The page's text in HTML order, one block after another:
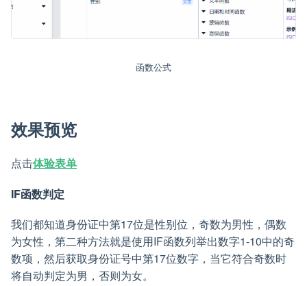
函数公式
效果预览
点击体验表单
IF函数判定
我们都知道身份证中第17位是性别位，奇数为男性，偶数
为女性，第二种方法就是使用IF函数列举出数字1-10中的奇
数项，然后获取身份证号中第17位数字，当它符合奇数时
将自动判定为男，否则为女。